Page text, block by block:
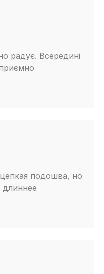
радує. Всередині
приємно
подошва, но
длиннее